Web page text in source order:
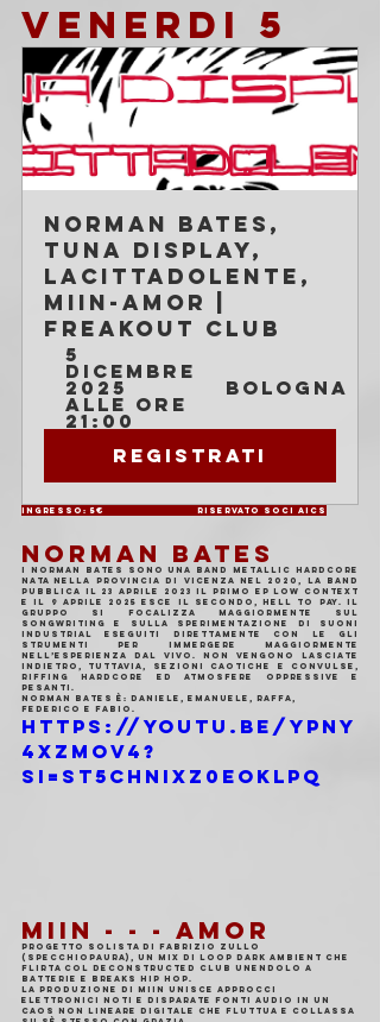
VENERDI 5
Norman Bates,
Tuna Display,
Lacittadolente,
Miin-Amor |
Freakout Club
5
dicembre
2025
alle ore
21:00
Bologna
Registrati
Ingresso: 5€                          Riservato soci AICS
NORMAN BATES
I Norman Bates sono una band Metallic Hardcore
nata nella provincia di Vicenza nel 2020, la band
pubblica il 23 aprile 2023 il primo EP LOW CONTEXT
e il 9 aprile 2025 esce il secondo, Hell To Pay. Il
gruppo si focalizza maggiormente sul
songwriting e sulla sperimentazione di suoni
industrial eseguiti direttamente con le gli
strumenti per immergere maggiormente
nell’esperienza dal vivo. Non vengono lasciate
indietro, tuttavia, sezioni caotiche e convulse,
riffing hardcore ed atmosfere oppressive e
pesanti.
Norman Bates è: Daniele, Emanuele, Raffa,
Federico e Fabio.
https://youtu.be/YpNy
4xZmoV4?
si=sT5chNixz0eokLpq
MIIN - - - AMOR
Progetto solista di Fabrizio Zullo
(specchiopaura), un mix di loop dark ambient che
flirta col deconstructed club unendolo a
batterie e breaks hip hop.
La produzione di MIIN unisce approcci
elettronici noti e disparate fonti audio in un
caos non lineare digitale che fluttua e collassa